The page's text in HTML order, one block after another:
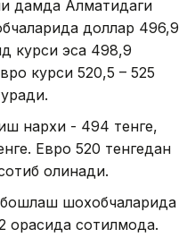
дамда Алматидаги
доллар 496,9
курси эса 498,9
курси 520,5 – 525
нархи - 494 тенге,
Евро 520 тенгедан
олинади.
шохобчаларида
сотилмоқда.